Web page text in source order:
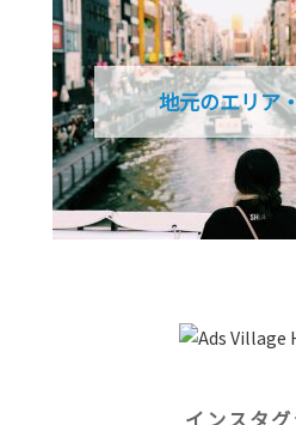
地元のエリア
インスタ